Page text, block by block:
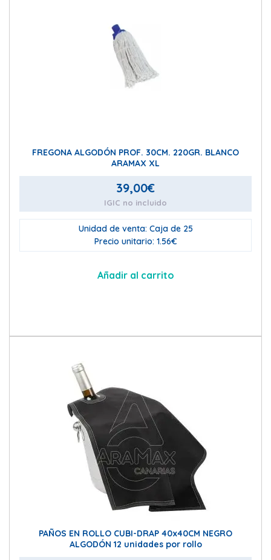
FREGONA ALGODÓN PROF. 30CM. 220GR. BLANCO
ARAMAX XL
39,00€
IGIC no incluido
Unidad de venta: Caja de 25
Precio unitario: 1.56€
Añadir al carrito
PAÑOS EN ROLLO CUBI-DRAP 40x40CM NEGRO
ALGODÓN 12 unidades por rollo